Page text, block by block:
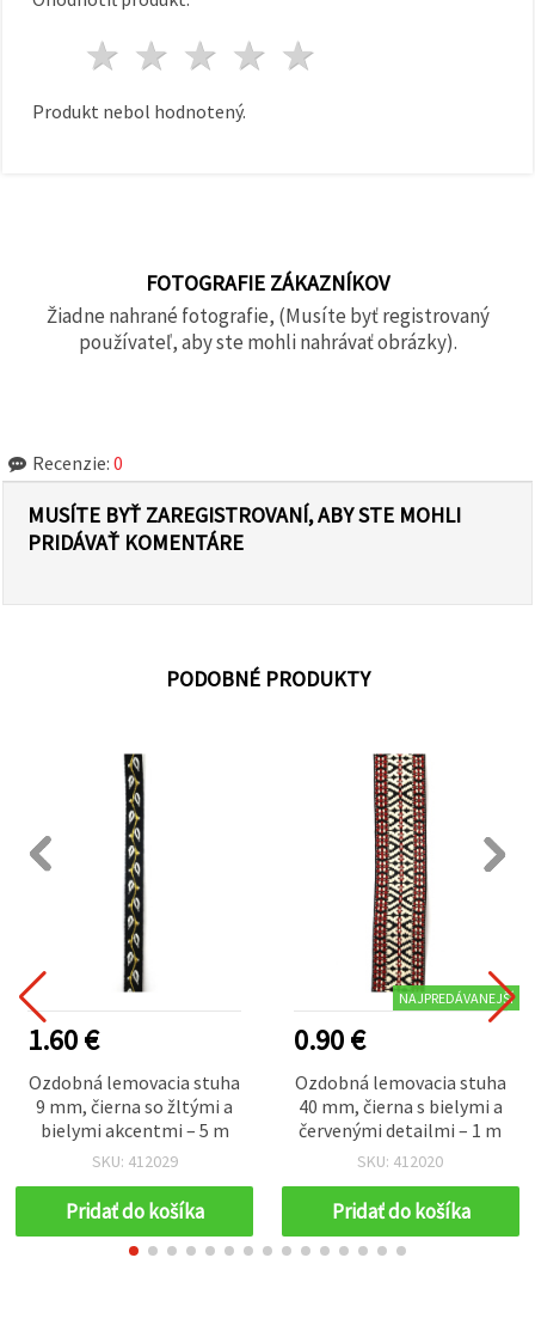
4 hviezdy
3 hviezdy
2 hviezdy
1 hviezda
Produkt nebol hodnotený.
FOTOGRAFIE ZÁKAZNÍKOV
Žiadne nahrané fotografie, (Musíte byť registrovaný
používateľ, aby ste mohli nahrávať obrázky).
Recenzie: 0
MUSÍTE BYŤ ZAREGISTROVANÍ, ABY STE MOHLI
PRIDÁVAŤ KOMENTÁRE
PODOBNÉ PRODUKTY
1.60 €
Ozdobná lemovacia stuha
9 mm, čierna so žltými a
bielymi akcentmi – 5 m
SKU: 412029
Pridať do košíka
NAJPREDÁVANEJŠÍ
0.90 €
Ozdobná lemovacia stuha
40 mm, čierna s bielymi a
červenými detailmi – 1 m
SKU: 412020
Pridať do košíka